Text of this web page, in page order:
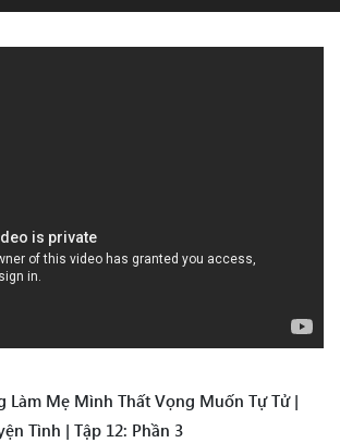
Làm Mẹ Mình Thất Vọng Muốn Tự Tử |
Tình | Tập 12: Phần 3